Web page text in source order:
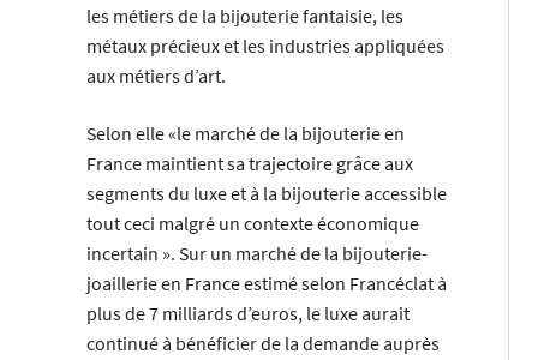
les métiers de la bijouterie fantaisie, les
métaux précieux et les industries appliquées
aux métiers d’art.
Selon elle «le marché de la bijouterie en
France maintient sa trajectoire grâce aux
segments du luxe et à la bijouterie accessible
tout ceci malgré un contexte économique
incertain ». Sur un marché de la bijouterie-
joaillerie en France estimé selon Francéclat à
plus de 7 milliards d’euros, le luxe aurait
continué à bénéficier de la demande auprès